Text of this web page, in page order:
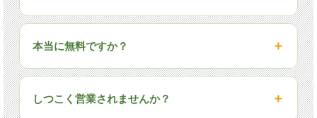
本当に無料ですか？
しつこく営業されませんか？